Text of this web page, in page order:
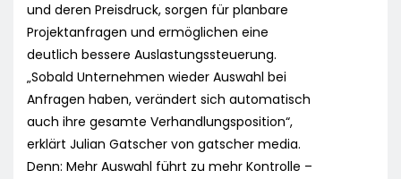
und deren Preisdruck, sorgen für planbare
Projektanfragen und ermöglichen eine
deutlich bessere Auslastungssteuerung.
„Sobald Unternehmen wieder Auswahl bei
Anfragen haben, verändert sich automatisch
auch ihre gesamte Verhandlungsposition“,
erklärt Julian Gatscher von gatscher media.
Denn: Mehr Auswahl führt zu mehr Kontrolle –